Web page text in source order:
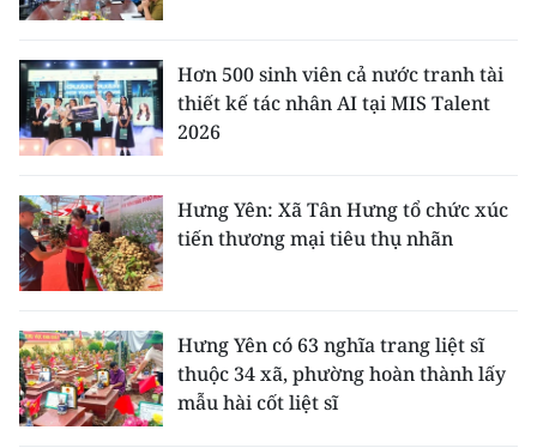
Hơn 500 sinh viên cả nước tranh tài
thiết kế tác nhân AI tại MIS Talent
2026
Hưng Yên: Xã Tân Hưng tổ chức xúc
tiến thương mại tiêu thụ nhãn
Hưng Yên có 63 nghĩa trang liệt sĩ
thuộc 34 xã, phường hoàn thành lấy
mẫu hài cốt liệt sĩ